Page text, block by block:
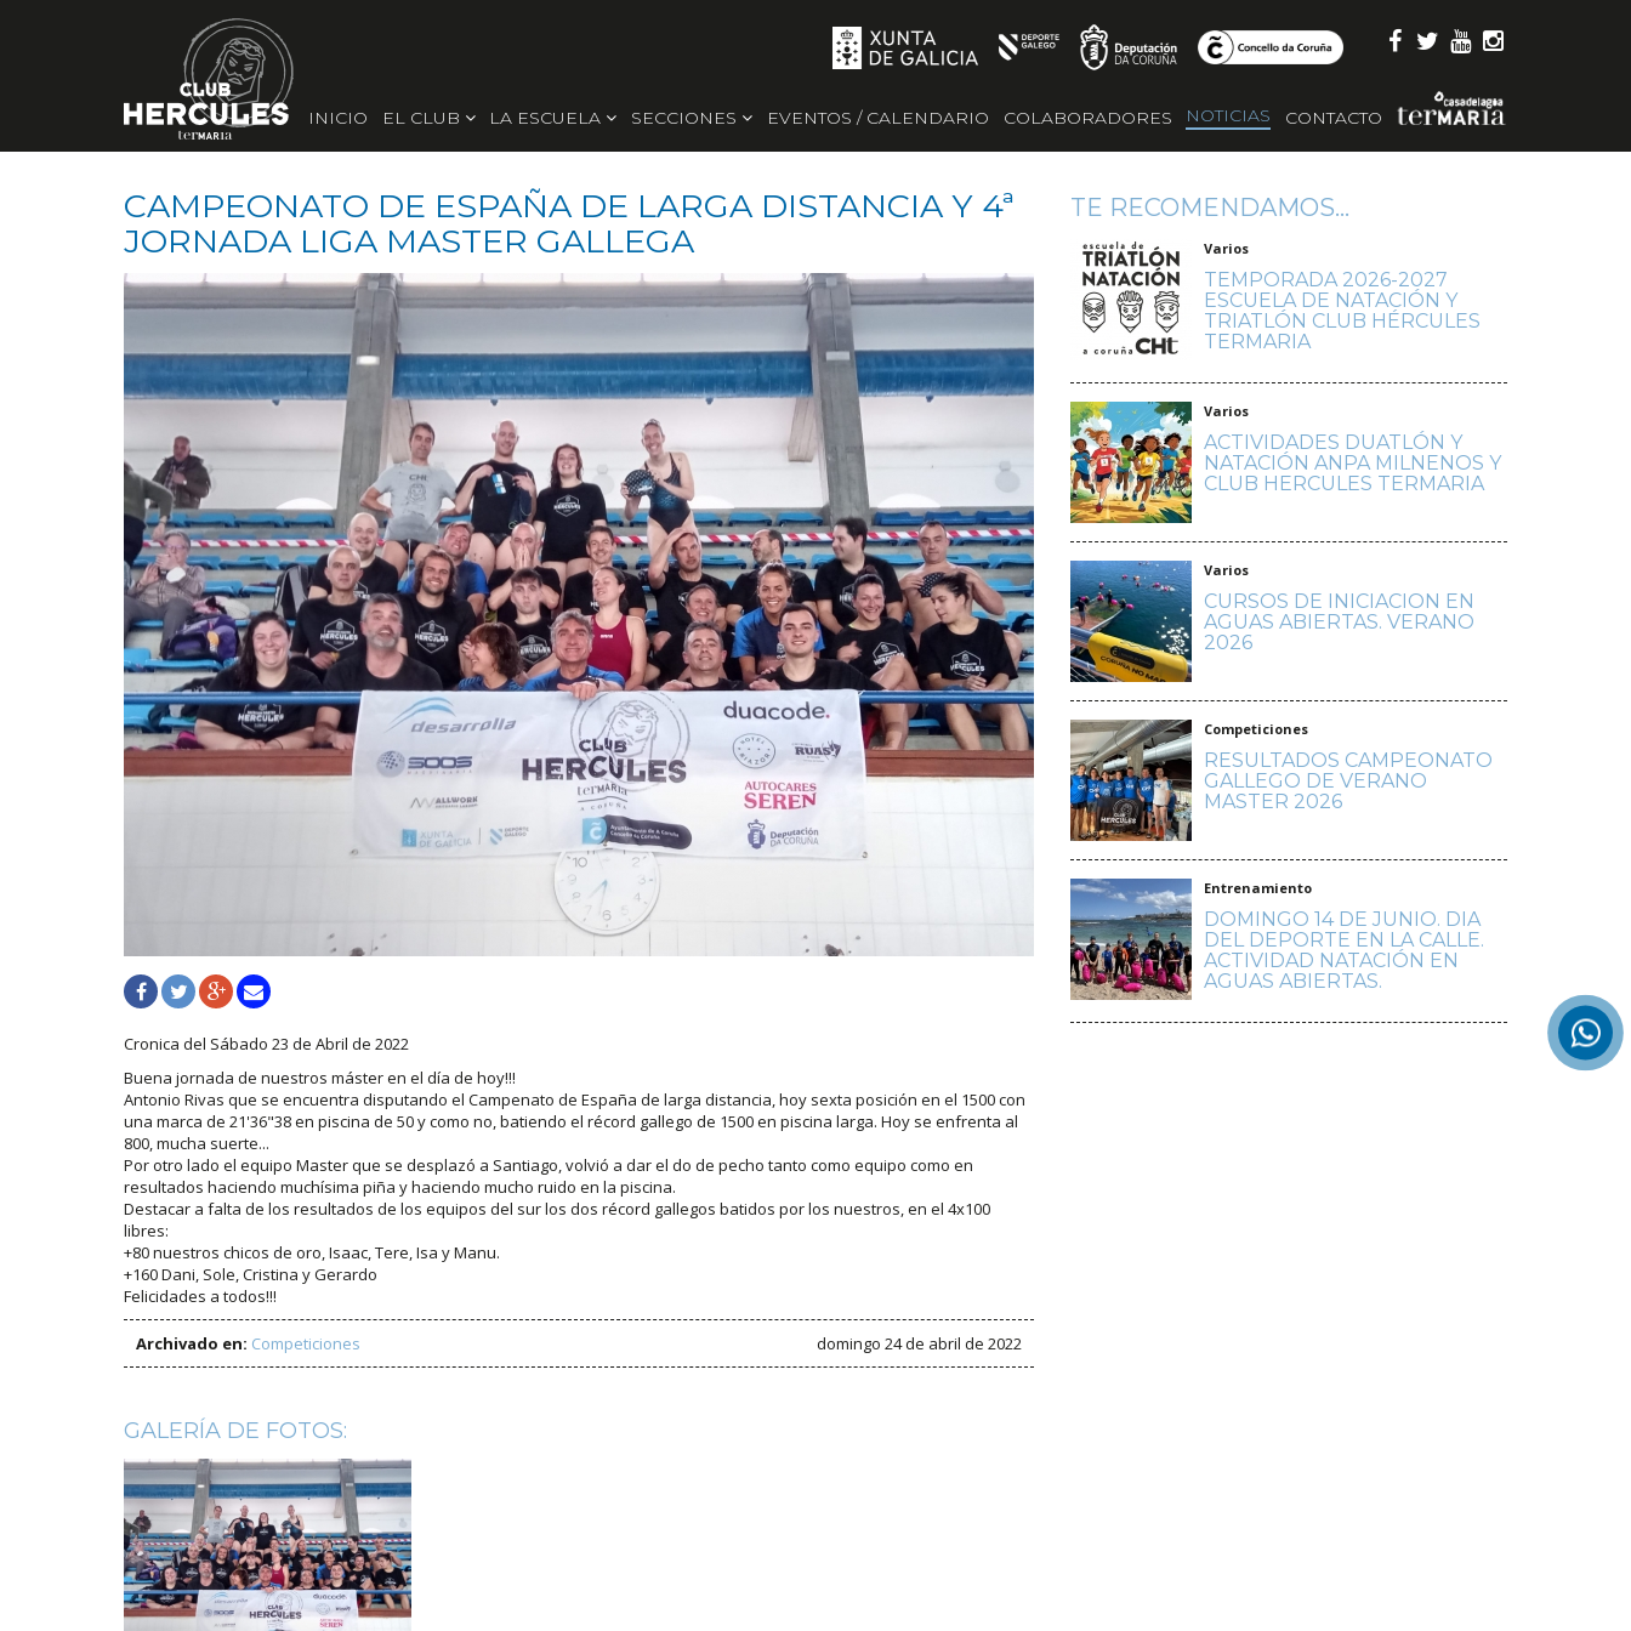
INICIO EL CLUB LA ESCUELA SECCIONES EVENTOS / CALENDARIO COLABORADORES NOTICIAS CONTACTO
CAMPEONATO DE ESPAÑA DE LARGA DISTANCIA Y 4ª
JORNADA LIGA MASTER GALLEGA
Cronica del Sábado 23 de Abril de 2022
Buena jornada de nuestros máster en el día de hoy!!!
Antonio Rivas que se encuentra disputando el Campenato de España de larga distancia, hoy sexta posición en el 1500 con
una marca de 21'36"38 en piscina de 50 y como no, batiendo el récord gallego de 1500 en piscina larga. Hoy se enfrenta al
800, mucha suerte...
Por otro lado el equipo Master que se desplazó a Santiago, volvió a dar el do de pecho tanto como equipo como en
resultados haciendo muchísima piña y haciendo mucho ruido en la piscina.
Destacar a falta de los resultados de los equipos del sur los dos récord gallegos batidos por los nuestros, en el 4x100
libres:
+80 nuestros chicos de oro, Isaac, Tere, Isa y Manu.
+160 Dani, Sole, Cristina y Gerardo
Felicidades a todos!!!
Archivado en: Competiciones domingo 24 de abril de 2022
GALERÍA DE FOTOS:
TE RECOMENDAMOS...
Varios
TEMPORADA 2026-2027
ESCUELA DE NATACIÓN Y
TRIATLÓN CLUB HÉRCULES
TERMARIA
Varios
ACTIVIDADES DUATLÓN Y
NATACIÓN ANPA MILNENOS Y
CLUB HERCULES TERMARIA
Varios
CURSOS DE INICIACION EN
AGUAS ABIERTAS. VERANO
2026
Competiciones
RESULTADOS CAMPEONATO
GALLEGO DE VERANO
MASTER 2026
Entrenamiento
DOMINGO 14 DE JUNIO. DIA
DEL DEPORTE EN LA CALLE.
ACTIVIDAD NATACIÓN EN
AGUAS ABIERTAS.